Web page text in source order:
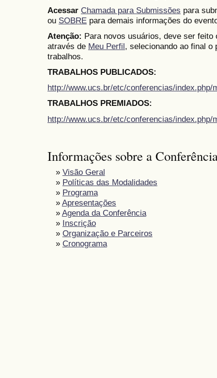
Acessar Chamada para Submissões para
ou SOBRE para demais informações do
Atenção: Para novos usuários, deve ser
através de Meu Perfil, selecionando ao final o
trabalhos.
TRABALHOS PUBLICADOS:
http://www.ucs.br/etc/conferencias/
TRABALHOS PREMIADOS:
http://www.ucs.br/etc/conferencias/index.php/
Informações sobre a
» Visão Geral
» Políticas das Modalidades
» Programa
» Apresentações
» Agenda da Conferência
» Inscrição
» Organização e Parceiros
» Cronograma